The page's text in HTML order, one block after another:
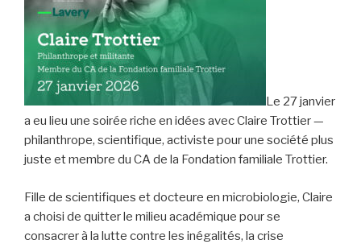
Le 27 janvier
a eu lieu une soirée riche en idées avec Claire Trottier —
philanthrope, scientifique, activiste pour une société plus
juste et membre du CA de la Fondation familiale Trottier.
Fille de scientifiques et docteure en microbiologie, Claire
a choisi de quitter le milieu académique pour se
consacrer à la lutte contre les inégalités, la crise